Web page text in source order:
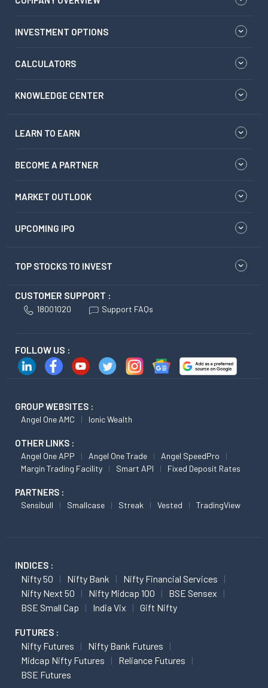
INVESTMENT OPTIONS
CALCULATORS
KNOWLEDGE CENTER
LEARN TO EARN
BECOME A PARTNER
MARKET OUTLOOK
UPCOMING IPO
TOP STOCKS TO INVEST
CUSTOMER SUPPORT :
18001020 Support FAQs
FOLLOW US :
GROUP WEBSITES :
Angel One AMC Ionic Wealth
OTHER LINKS :
Angel One APP Angel One Trade
Angel SpeedPro
Margin Trading Facility
Smart API Fixed Deposit Rates
PARTNERS :
Sensibull Smallcase Streak Vested TradingView
INDICES :
Nifty 50 Nifty Bank
Nifty Financial Services
Nifty Next 50
Nifty Midcap 100
BSE Sensex
BSE Small Cap
India Vix Gift Nifty
FUTURES :
Nifty Futures
Nifty Bank Futures
Midcap Nifty Futures
Reliance Futures
BSE Futures